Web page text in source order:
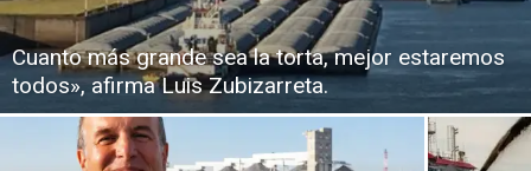
Cuanto más grande sea la torta, mejor estaremos
todos», afirma Luis Zubizarreta.